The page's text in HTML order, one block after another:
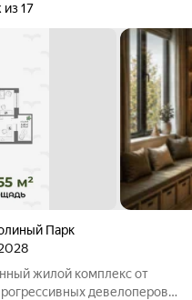
из 17
Парк
жилой комплекс от
девелоперов